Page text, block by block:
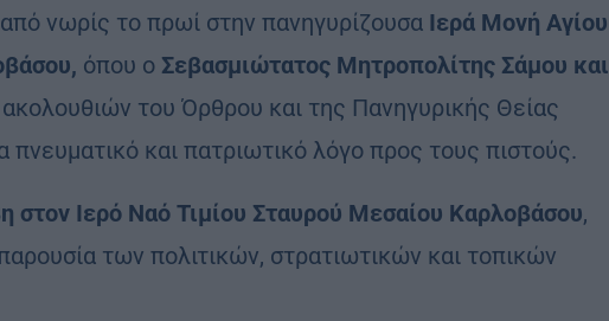
νωρίς το πρωί στην πανηγυρίζουσα Ιερά Μονή Αγίου
όπου ο Σεβασμιώτατος Μητροπολίτης Σάμου και
του Όρθρου και της Πανηγυρικής Θείας
και πατριωτικό λόγο προς τους πιστούς.
στον Ιερό Ναό Τιμίου Σταυρού Μεσαίου Καρλοβάσου,
των πολιτικών, στρατιωτικών και τοπικών